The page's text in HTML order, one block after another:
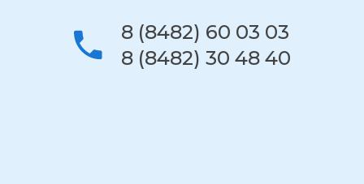
8 (8482) 60 03 03
8 (8482) 30 48 40